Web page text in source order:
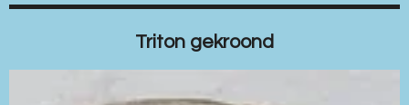
Triton gekroond